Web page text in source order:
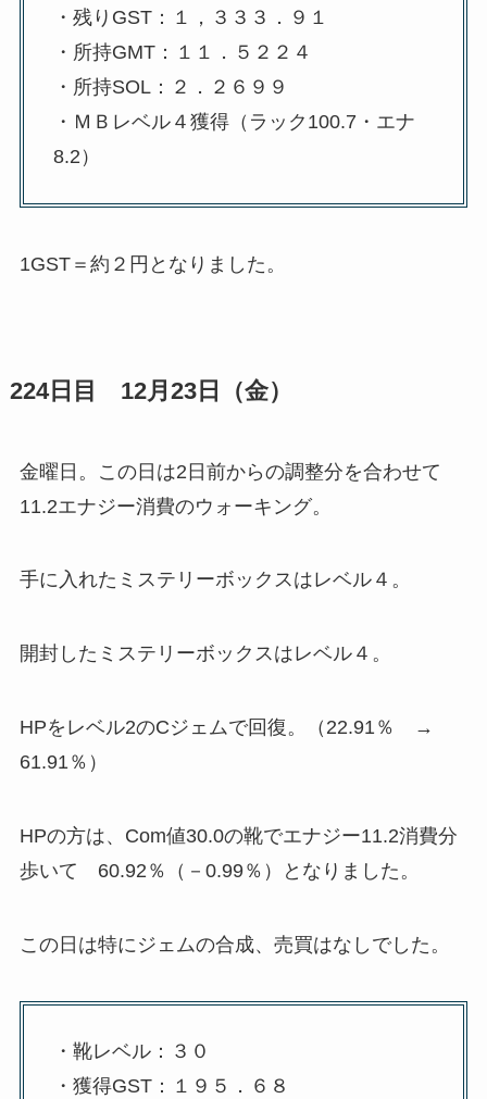
・残りGST：１，３３３．９１
・所持GMT：１１．５２２４
・所持SOL：２．２６９９
・ＭＢレベル４獲得（ラック100.7・エナ
8.2）
1GST＝約２円となりました。
224日目 12月23日（金）
金曜日。この日は2日前からの調整分を合わせて
11.2エナジー消費のウォーキング。
手に入れたミステリーボックスはレベル４。
開封したミステリーボックスはレベル４。
HPをレベル2のCジェムで回復。（22.91％ →
61.91％）
HPの方は、Com値30.0の靴でエナジー11.2消費分
歩いて 60.92％（－0.99％）となりました。
この日は特にジェムの合成、売買はなしでした。
・靴レベル：３０
・獲得GST：１９５．６８